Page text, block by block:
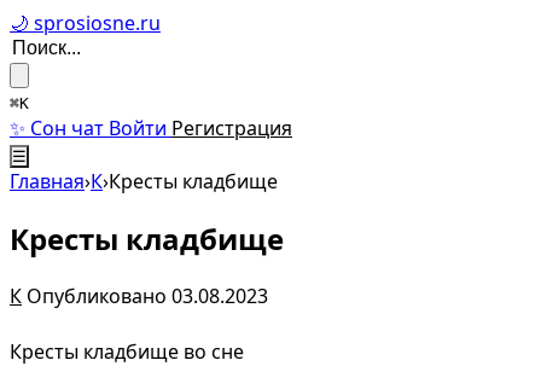
🌙 sprosiosne.ru
⌘K
✨ Сон чат Войти Регистрация
☰
Главная›К›Кресты кладбище
Кресты кладбище
К Опубликовано 03.08.2023
Кресты кладбище во сне